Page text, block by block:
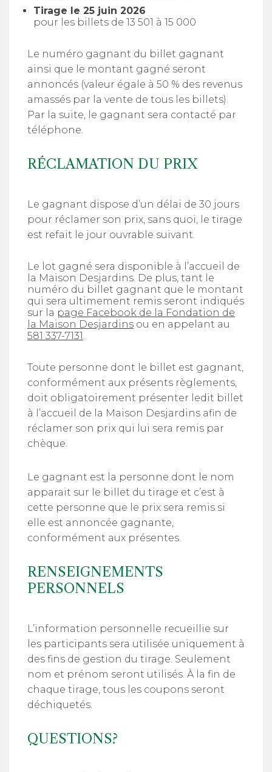
Tirage le 25 juin 2026
pour les billets de 13 501 à 15 000
Le numéro gagnant du billet gagnant
ainsi que le montant gagné seront
annoncés (valeur égale à 50 % des revenus
amassés par la vente de tous les billets).
Par la suite, le gagnant sera contacté par
téléphone.
RÉCLAMATION DU PRIX
Le gagnant dispose d’un délai de 30 jours
pour réclamer son prix, sans quoi, le tirage
est refait le jour ouvrable suivant.
Le lot gagné sera disponible à l’accueil de
la Maison Desjardins. De plus, tant le
numéro du billet gagnant que le montant
qui sera ultimement remis seront indiqués
sur la page Facebook de la Fondation de
la Maison Desjardins ou en appelant au
581 337-7131.
Toute personne dont le billet est gagnant,
conformément aux présents règlements,
doit obligatoirement présenter ledit billet
à l’accueil de la Maison Desjardins afin de
réclamer son prix qui lui sera remis par
chèque.
Le gagnant est la personne dont le nom
apparait sur le billet du tirage et c’est à
cette personne que le prix sera remis si
elle est annoncée gagnante,
conformément aux présentes.
RENSEIGNEMENTS
PERSONNELS
L’information personnelle recueillie sur
les participants sera utilisée uniquement à
des fins de gestion du tirage. Seulement
nom et prénom seront utilisés. À la fin de
chaque tirage, tous les coupons seront
déchiquetés.
QUESTIONS?